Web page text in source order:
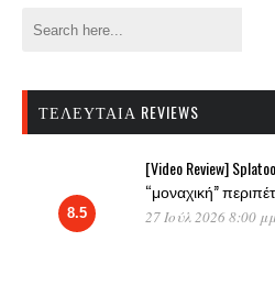
ΤΕΛΕΥΤΑΊΑ REVIEWS
8.5
[Video Review]
“μοναχική”
27 Ιούλ 2026 8:00 μμ